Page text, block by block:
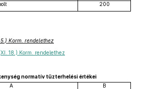
200
Korm. rendelethez
18.) Korm. rendelethez
normatív tűzterhelési értékei
A
B